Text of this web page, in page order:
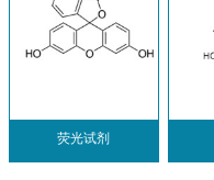
荧光试剂